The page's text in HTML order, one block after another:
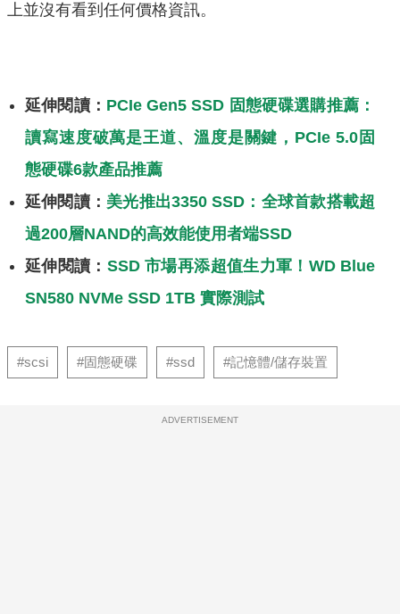
上並沒有看到任何價格資訊。
延伸閱讀： PCIe Gen5 SSD 固態硬碟選購推薦：
讀寫速度破萬是王道、溫度是關鍵，PCIe 5.0固
態硬碟6款產品推薦
延伸閱讀： 美光推出3350 SSD：全球首款搭載超
過200層NAND的高效能使用者端SSD
延伸閱讀： SSD 市場再添超值生力軍！WD Blue
SN580 NVMe SSD 1TB 實際測試
#scsi #固態硬碟 #ssd #記憶體/儲存裝置
ADVERTISEMENT